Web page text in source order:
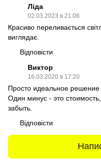
Ліда
02.03.2023 в 21:06
Красиво переливається
виглядає.
Відповісти
Виктор
16.03.2020 в 17:20
Просто идеальное решение
Один минус - это стоимость,
забыть.
Відповісти